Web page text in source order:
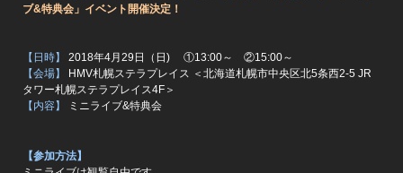
ブ&特典会」イベント開催決定！
【日時】
2018年4月29日（日) ①13:00～ ②15:00～
【会場】
HMV札幌ステラプレイス ＜北海道札幌市中央区北5条西2-5 JR
タワー札幌ステラプレイス4F＞
【内容】
ミニライブ&特典会
【参加方法】